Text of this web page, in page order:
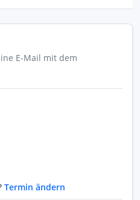
E-Mail mit dem
Termin ändern